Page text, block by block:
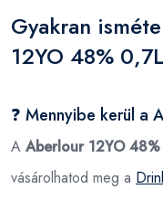
Gyakran
12YO 48%
❓ Mennyibe kerül a
A Aberlour 12YO
vásárolhatod meg a